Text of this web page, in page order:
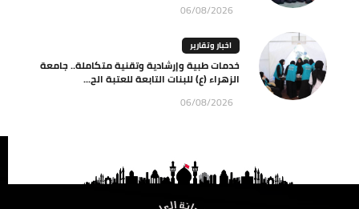
06/08/2026
اخبار وتقارير
خدمات طبية وإرشادية وتقنية متكاملة.. جامعة
الزهراء (ع) للبنات التابعة للعتبة الح...
06/08/2026